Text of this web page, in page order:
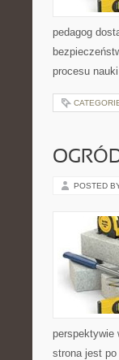
pedagog
procesu
POSTED
perspektywie
strona jest